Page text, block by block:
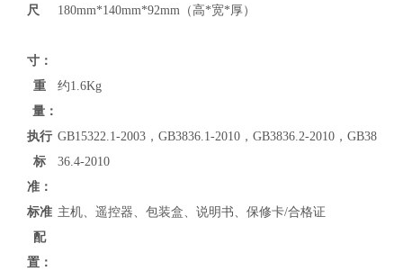
尺
寸：
180mm*140mm*92mm（高*宽*厚）
重
量：
约1.6Kg
执行
标
准：
GB15322.1-2003，GB3836.1-2010，GB3836.2-2010，GB38
36.4-2010
标准
配
置：
主机、遥控器、包装盒、说明书、保修卡/合格证